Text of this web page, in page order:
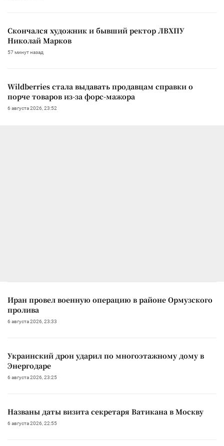
Скончался художник и бывший ректор ЛВХПУ
Николай Марков
57 минут назад
Wildberries стала выдавать продавцам справки о
порче товаров из-за форс-мажора
6 августа 2026, 23:52
Иран провел военную операцию в районе Ормузского
пролива
6 августа 2026, 23:33
Украинский дрон ударил по многоэтажному дому в
Энергодаре
6 августа 2026, 23:25
Названы даты визита секретаря Ватикана в Москву
6 августа 2026, 22:55